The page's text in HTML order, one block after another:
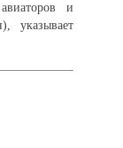
и
указывает